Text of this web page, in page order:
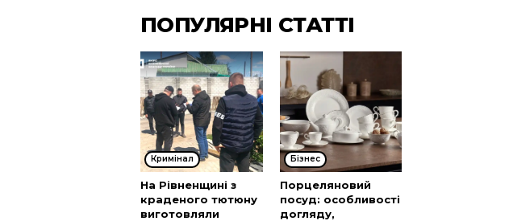
ПОПУЛЯРНІ СТАТТІ
Кримінал
На Рівненщині з
краденого тютюну
виготовляли
Бізнес
Порцеляновий
посуд: особливості
догляду,